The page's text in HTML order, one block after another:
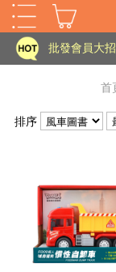
HOT
批發會員大
老師您好!!幼
批發會員大
首
排序